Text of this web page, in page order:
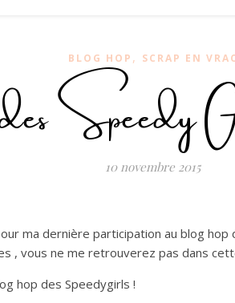
BLOG HOP , SCRAP EN VRAC
Speedy
10 novembre 2015
ma dernière participation au blog hop
, vous ne me retrouverez pas dans
hop des Speedygirls !